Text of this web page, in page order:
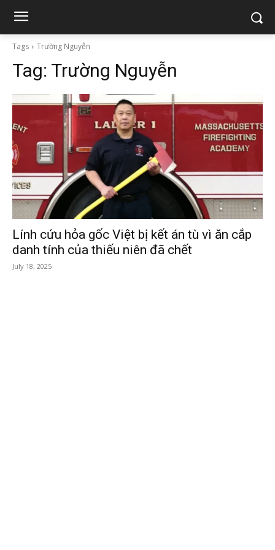
Tags Trường Nguyễn
Tag: Trường Nguyễn
Lính cứu hỏa gốc Việt bị kết án tù vì ăn cắp
danh tính của thiếu niên đã chết
July 18, 2025